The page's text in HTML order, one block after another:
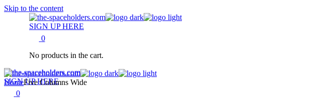
Skip to the content
SIGN UP HERE
0
No products in the cart.
SIGN UP HERE
0
HomeFive Columns Wide